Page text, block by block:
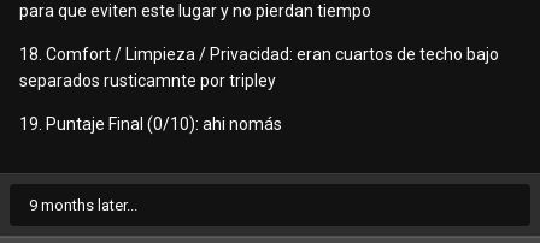
para que eviten este lugar y no pierdan tiempo
18. Comfort / Limpieza / Privacidad: eran cuartos de techo bajo
separados rusticamnte por tripley
19. Puntaje Final (0/10): ahi nomás
9 months later...